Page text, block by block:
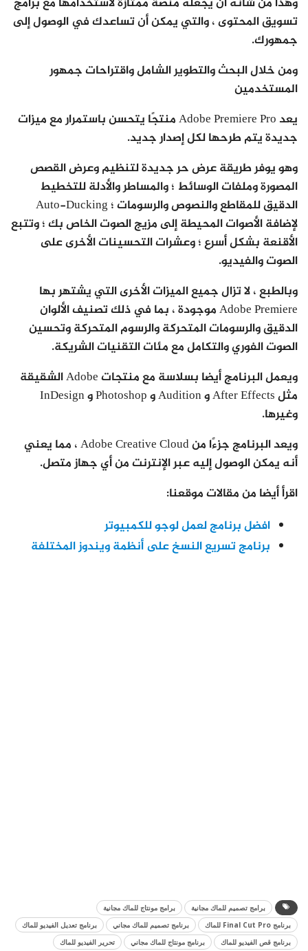
تسويق المحتوى ، والتي يمكن أن تساعدك في الوصول إلى
جمهورك.
ومن خلال البحث والتطوير الشامل واقتراحات جمهور
المستخدمين
يعد Adobe Premiere Pro منتجًا يتحسن باستمرار مع ميزات
جديدة يتم طرحها لكل إصدار جديد.
وهو يوفر طريقة عرض حر جديدة لتنظيم وعرض القصص
المصورة وملفات الوسائط ؛ والمساطر والأدلة للتخطيط
الدقيق للمقاطع والنصوص والرسومات ؛ Auto-Ducking
لإضافة الأصوات المحيطة إلى مزيج الصوت الخاص بك ؛ وتتبع
الأقنعة بشكل أسرع ؛ وعشرات التحسينات الأخرى على
الصوت والفيديو.
وبالطبع ، لا تزال جميع الميزات الأخرى التي يشتهر بها
Adobe Premiere موجودة ، بما في ذلك تصنيف الألوان
الدقيق والرسومات المتحركة والرسوم المتحركة وتحسين
الصوت الفوري والتكامل مع مئات التقنيات الشريكة.
ويعمل البرنامج أيضا بسلاسة مع منتجات Adobe الشقيقة
مثل After Effects و Audition و Photoshop و InDesign
وغيرها.
ويعد البرنامج جزءًا من Adobe Creative Cloud ، مما يعني
أنه يمكن الوصول إليه عبر الإنترنت من أي جهاز متصل.
اقرأ أيضا من مقالات موقعنا:
افضل برنامج لعمل لوجو للكمبيوتر
برنامج تسريع النسخ على أنظمة ويندوز المختلفة
برامج تصميم للماك مجانية
برامج مونتاج للماك مجانية
برنامج Final Cut Pro للماك
برنامج تصميم للماك مجاني
برنامج تعديل الفيديو للماك
برنامج قص الفيديو للماك
برنامج مونتاج للماك مجاني تحرير الفيديو للماك